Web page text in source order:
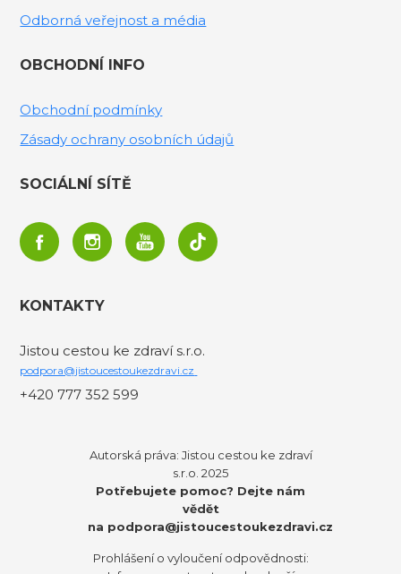
Odborná veřejnost a média
OBCHODNÍ INFO
Obchodní podmínky
Zásady ochrany osobních údajů
SOCIÁLNÍ SÍTĚ
KONTAKTY
Jistou cestou ke zdraví s.r.o.
podpora@jistoucestoukezdravi.cz
+420 777 352 599
Autorská práva: Jistou cestou ke zdraví
s.r.o. 2025
Potřebujete pomoc? Dejte nám
vědět
na podpora@jistoucestoukezdravi.cz
Prohlášení o vyloučení odpovědnosti: